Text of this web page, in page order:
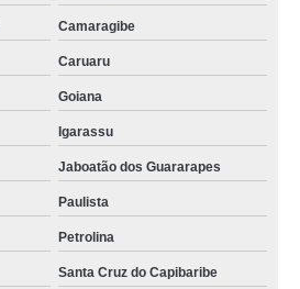
Camaragibe
Caruaru
Goiana
Igarassu
Jaboatão dos Guararapes
Paulista
Petrolina
Santa Cruz do Capibaribe